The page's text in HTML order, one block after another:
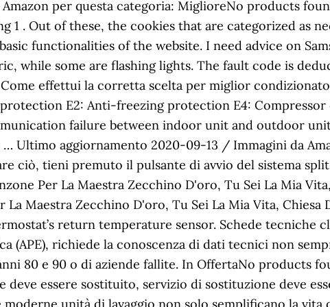
per questa categoria: MiglioreNo products
1 . Out of these, the cookies that are categorized as
functionalities of the website. I need advice on
while some are flashing lights. The fault code is
effettui la corretta scelta per miglior
E2: Anti-freezing protection E4:
failure between indoor unit and outdoor
Ultimo aggiornamento 2020-09-13 / Immagini da
ciò, tieni premuto il pulsante di avvio del sistema
Per La Maestra Zecchino D'oro, Tu Sei La Mia
La Maestra Zecchino D'oro, Tu Sei La Mia Vita,
return temperature sensor. Schede tecniche
(APE), richiede la conoscenza di dati tecnici non
80 e 90 o di aziende fallite. In OffertaNo products
deve essere sostituito, servizio di sostituzione deve